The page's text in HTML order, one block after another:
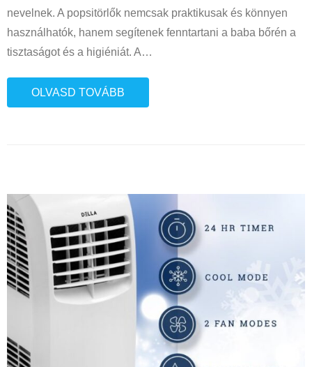
nevelnek. A popsitörlők nemcsak praktikusak és könnyen
használhatók, hanem segítenek fenntartani a baba bőrén a
tisztaságot és a higiéniát. A…
OLVASD TOVÁBB